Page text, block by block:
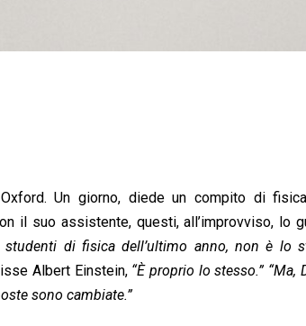
Un giorno, diede un compito di
il suo assistente, questi, all’improvviso, lo
di fisica dell’ultimo anno, non è lo
Albert Einstein,“È proprio lo stesso.” “Ma,
sono cambiate.”